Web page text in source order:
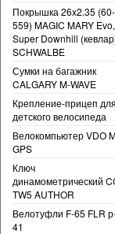
Покрышка 26x2.35 (60-
559) MAGIC MARY Evo,
Super Downhill
SCHWALBE
Сумки на багажник
CALGARY M-WAVE
Крепление-прицеп для
детского велосипеда
Велокомпьютер VDO
GPS
Ключ
динамометрический
TW5 AUTHOR
Велотуфли F-65 FLR
41